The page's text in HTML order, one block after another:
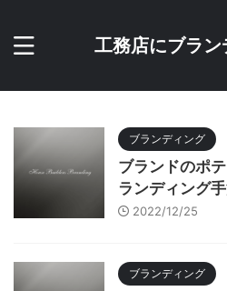
工務店にブラン
ブランディング
ブランドのポ
ランディング
2022/12/25
ブランディング